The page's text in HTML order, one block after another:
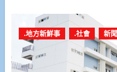
.地方新鮮事 .社會 新